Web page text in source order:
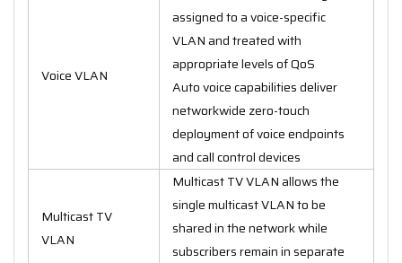
Voice VLAN
assigned to a voice-specific
VLAN and treated with
appropriate levels of QoS
Auto voice capabilities deliver
networkwide zero-touch
deployment of voice endpoints
and call control devices
Multicast TV
VLAN
Multicast TV VLAN allows the
single multicast VLAN to be
shared in the network while
subscribers remain in separate